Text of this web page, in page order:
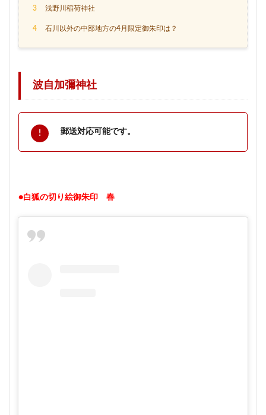
3 浅野川稲荷神社
4 石川以外の中部地方の4月限定御朱印は？
波自加彌神社
郵送対応可能です。
●白狐の切り絵御朱印 春